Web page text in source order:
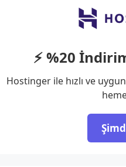
⚡ %20
Hostinger ile hızlı ve